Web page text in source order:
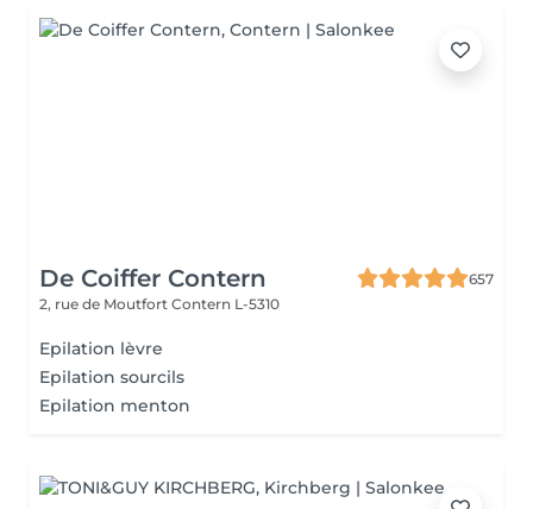
De Coiffer Contern
657
2, rue de Moutfort Contern L-5310
Epilation lèvre
Epilation sourcils
Epilation menton